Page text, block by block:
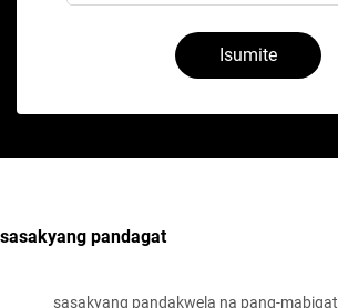
Isumite
sasakyang pandagat
sasakyang pandakwela na pang-mabigat